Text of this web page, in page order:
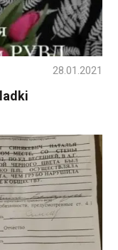
28.01.2021